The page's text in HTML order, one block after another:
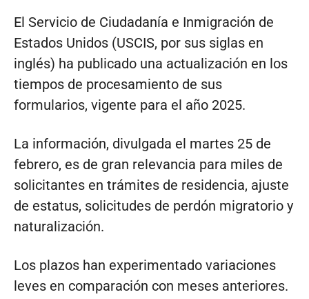
El Servicio de Ciudadanía e Inmigración de
Estados Unidos (USCIS, por sus siglas en
inglés) ha publicado una actualización en los
tiempos de procesamiento de sus
formularios, vigente para el año 2025.
La información, divulgada el martes 25 de
febrero, es de gran relevancia para miles de
solicitantes en trámites de residencia, ajuste
de estatus, solicitudes de perdón migratorio y
naturalización.
Los plazos han experimentado variaciones
leves en comparación con meses anteriores.